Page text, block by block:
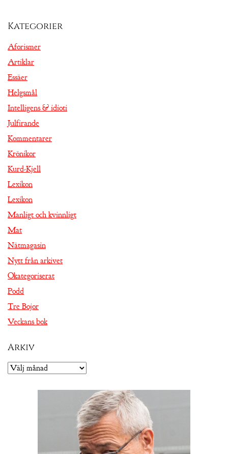
Kategorier
Aforismer
Artiklar
Essäer
Helgsmål
Intelligens & idioti
Julfirande
Kommentarer
Krönikor
Kurd-Kjell
Lexikon
Lexikon
Manligt och kvinnligt
Mat
Nätmagasin
Nytt från arkivet
Okategoriserat
Podd
Tre Bojor
Veckans bok
Arkiv
Arkiv